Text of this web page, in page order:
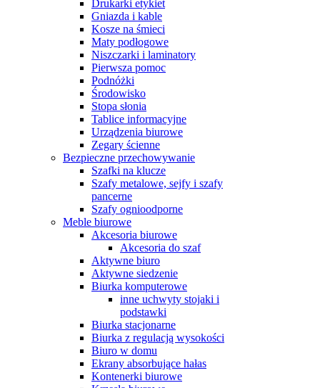
Drukarki etykiet
Gniazda i kable
Kosze na śmieci
Maty podłogowe
Niszczarki i laminatory
Pierwsza pomoc
Podnóżki
Środowisko
Stopa słonia
Tablice informacyjne
Urządzenia biurowe
Zegary ścienne
Bezpieczne przechowywanie
Szafki na klucze
Szafy metalowe, sejfy i szafy
pancerne
Szafy ognioodporne
Meble biurowe
Akcesoria biurowe
Akcesoria do szaf
Aktywne biuro
Aktywne siedzenie
Biurka komputerowe
inne uchwyty stojaki i
podstawki
Biurka stacjonarne
Biurka z regulacją wysokości
Biuro w domu
Ekrany absorbujące hałas
Kontenerki biurowe